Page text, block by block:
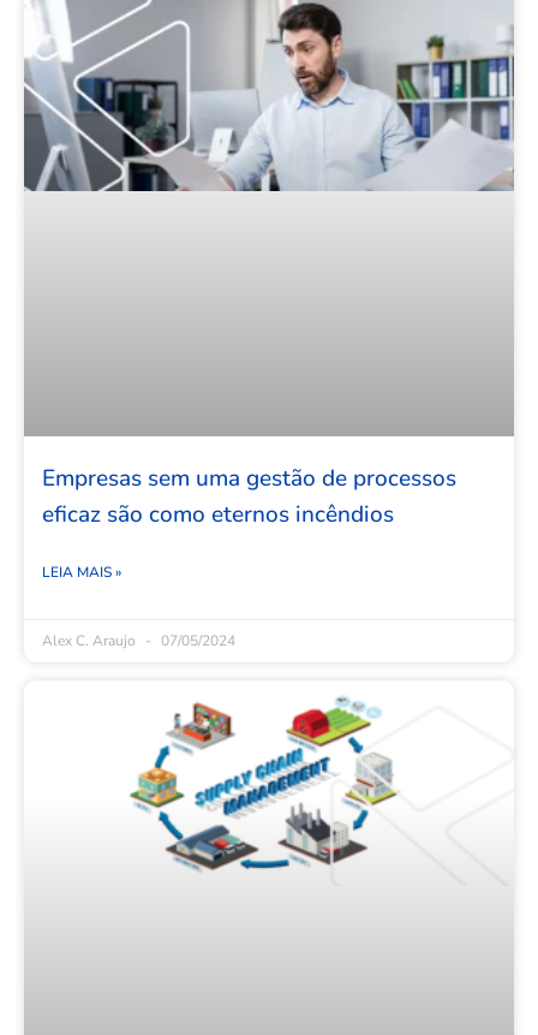
Empresas sem uma gestão de processos
eficaz são como eternos incêndios
LEIA MAIS »
Alex C. Araujo 07/05/2024